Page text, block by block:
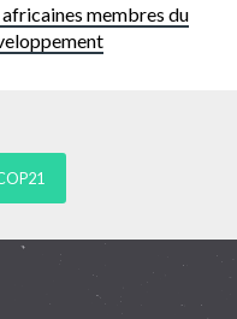
membres du